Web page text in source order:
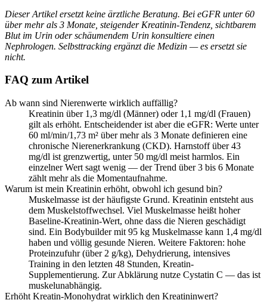
Dieser Artikel ersetzt keine ärztliche Beratung. Bei eGFR unter 60
über mehr als 3 Monate, steigender Kreatinin-Tendenz, sichtbarem
Blut im Urin oder schäumendem Urin konsultiere einen
Nephrologen. Selbsttracking ergänzt die Medizin — es ersetzt sie
nicht.
FAQ zum Artikel
Ab wann sind Nierenwerte wirklich auffällig?
Kreatinin über 1,3 mg/dl (Männer) oder 1,1 mg/dl (Frauen)
gilt als erhöht. Entscheidender ist aber die eGFR: Werte unter
60 ml/min/1,73 m² über mehr als 3 Monate definieren eine
chronische Nierenerkrankung (CKD). Harnstoff über 43
mg/dl ist grenzwertig, unter 50 mg/dl meist harmlos. Ein
einzelner Wert sagt wenig — der Trend über 3 bis 6 Monate
zählt mehr als die Momentaufnahme.
Warum ist mein Kreatinin erhöht, obwohl ich gesund bin?
Muskelmasse ist der häufigste Grund. Kreatinin entsteht aus
dem Muskelstoffwechsel. Viel Muskelmasse heißt hoher
Baseline-Kreatinin-Wert, ohne dass die Nieren geschädigt
sind. Ein Bodybuilder mit 95 kg Muskelmasse kann 1,4 mg/dl
haben und völlig gesunde Nieren. Weitere Faktoren: hohe
Proteinzufuhr (über 2 g/kg), Dehydrierung, intensives
Training in den letzten 48 Stunden, Kreatin-
Supplementierung. Zur Abklärung nutze Cystatin C — das ist
muskelunabhängig.
Erhöht Kreatin-Monohydrat wirklich den Kreatininwert?